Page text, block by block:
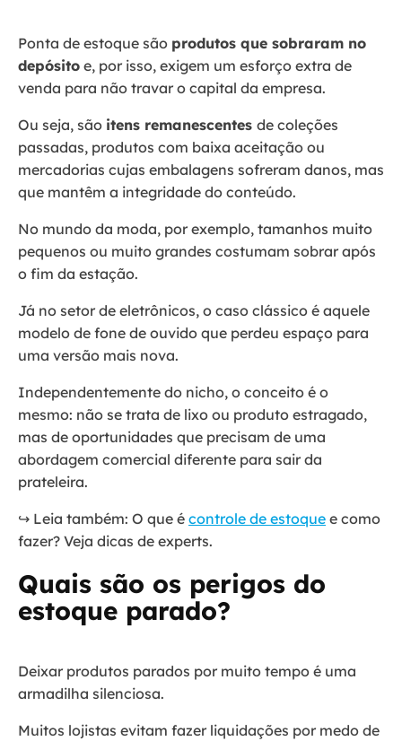
Ponta de estoque são produtos que sobraram no
depósito e, por isso, exigem um esforço extra de
venda para não travar o capital da empresa.
Ou seja, são itens remanescentes de coleções
passadas, produtos com baixa aceitação ou
mercadorias cujas embalagens sofreram danos, mas
que mantêm a integridade do conteúdo.
No mundo da moda, por exemplo, tamanhos muito
pequenos ou muito grandes costumam sobrar após
o fim da estação.
Já no setor de eletrônicos, o caso clássico é aquele
modelo de fone de ouvido que perdeu espaço para
uma versão mais nova.
Independentemente do nicho, o conceito é o
mesmo: não se trata de lixo ou produto estragado,
mas de oportunidades que precisam de uma
abordagem comercial diferente para sair da
prateleira.
↪️ Leia também: O que é controle de estoque e como
fazer? Veja dicas de experts.
Quais são os perigos do
estoque parado?
Deixar produtos parados por muito tempo é uma
armadilha silenciosa.
Muitos lojistas evitam fazer liquidações por medo de